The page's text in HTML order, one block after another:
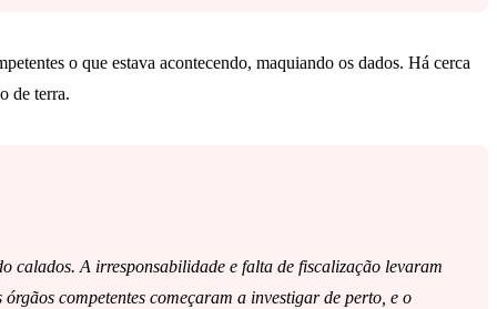
o que estava acontecendo, maquiando os dados. Há cerca
de terra.
calados. A irresponsabilidade e falta de fiscalização levaram
competentes começaram a investigar de perto, e o